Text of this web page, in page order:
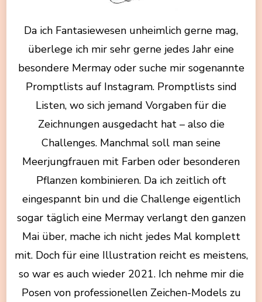
Da ich Fantasiewesen unheimlich gerne mag,
überlege ich mir sehr gerne jedes Jahr eine
besondere Mermay oder suche mir sogenannte
Promptlists auf Instagram. Promptlists sind
Listen, wo sich jemand Vorgaben für die
Zeichnungen ausgedacht hat – also die
Challenges. Manchmal soll man seine
Meerjungfrauen mit Farben oder besonderen
Pflanzen kombinieren. Da ich zeitlich oft
eingespannt bin und die Challenge eigentlich
sogar täglich eine Mermay verlangt den ganzen
Mai über, mache ich nicht jedes Mal komplett
mit. Doch für eine Illustration reicht es meistens,
so war es auch wieder 2021. Ich nehme mir die
Posen von professionellen Zeichen-Models zu